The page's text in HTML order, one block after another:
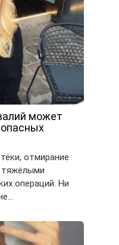
может
опасных
отмирание
тяжёлыми
операций. Ни